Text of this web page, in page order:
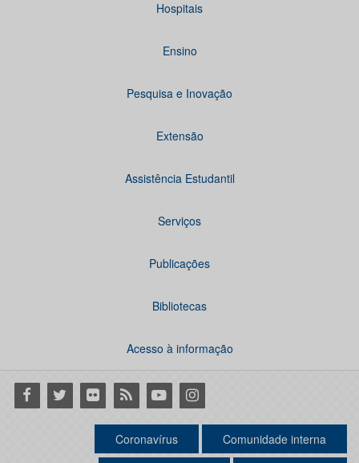
Hospitais
Ensino
Pesquisa e Inovação
Extensão
Assistência Estudantil
Serviços
Publicações
Bibliotecas
Acesso à informação
Facebook
Twitter Flickr RSS YoutubeInstagram
Coronavírus Comunidade interna